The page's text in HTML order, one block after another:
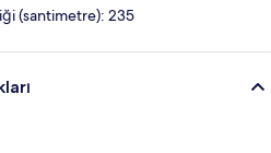
(santimetre): 235